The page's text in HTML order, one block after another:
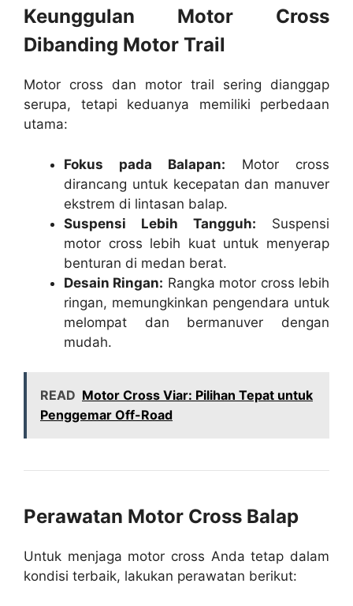
Keunggulan Motor Cross
Dibanding Motor Trail
Motor cross dan motor trail sering dianggap
serupa, tetapi keduanya memiliki perbedaan
utama:
Fokus pada Balapan: Motor cross
dirancang untuk kecepatan dan manuver
ekstrem di lintasan balap.
Suspensi Lebih Tangguh: Suspensi
motor cross lebih kuat untuk menyerap
benturan di medan berat.
Desain Ringan: Rangka motor cross lebih
ringan, memungkinkan pengendara untuk
melompat dan bermanuver dengan
mudah.
READ Motor Cross Viar: Pilihan Tepat untuk
Penggemar Off-Road
Perawatan Motor Cross Balap
Untuk menjaga motor cross Anda tetap dalam
kondisi terbaik, lakukan perawatan berikut: